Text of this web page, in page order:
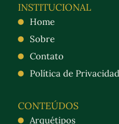
INSTITUCIONAL
Home
Sobre
Contato
Política de
CONTEÚDOS
Arquétipos